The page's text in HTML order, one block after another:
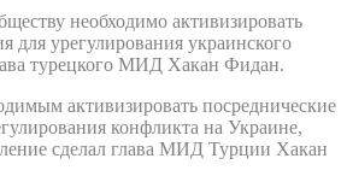
необходимо активизировать
для урегулирования украинского
турецкого МИД Хакан Фидан.
активизировать посреднические
конфликта на Украине,
сделал глава МИД Турции Хакан